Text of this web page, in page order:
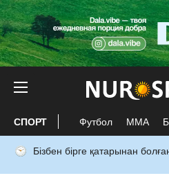
СПОРТ Футбол ММА
Бізбен бірге қатарынан